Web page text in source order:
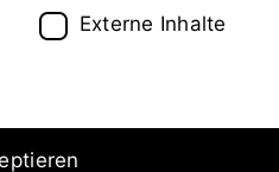
Außerdem finden Sie bei
Melden Sie sich am besten
Externe Inhalte